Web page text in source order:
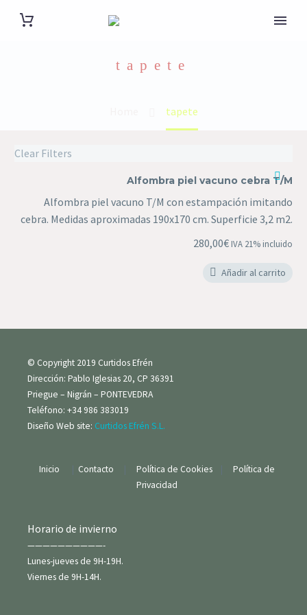
tapete
tapete
Clear Filters
vacuno
cebra
Alfombra piel vacuno cebra T/M
Alfombra piel vacuno T/M con estampación imitando
cebra. Medidas aproximadas 190x170 cm. Superficie 3,2 m2.
280,00€ IVA 21% incluido
Añadir al carrito
© Copyright 2019 Curtidos Efrén
Dirección: Pablo Iglesias 20, CP 36391
Priegue – Nigrán – PONTEVEDRA
Teléfono: +34 986 383019
Diseño Web site: Curtidos Efrén S.L.
Inicio | Contacto | Política de Cookies |
Política de
Privacidad
Horario de invierno
——————————-
Lunes-jueves de 9H-19H.
Viernes de 9H-14H.